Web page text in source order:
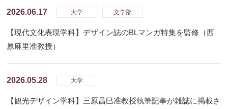
2026.06.17 大学 文学部
【現代文化表現学科】デザイン誌のBLマンガ特集を監修（西
原麻里准教授）
2026.05.28 大学
【観光デザイン学科】三原昌巳准教授執筆記事が雑誌に掲載さ